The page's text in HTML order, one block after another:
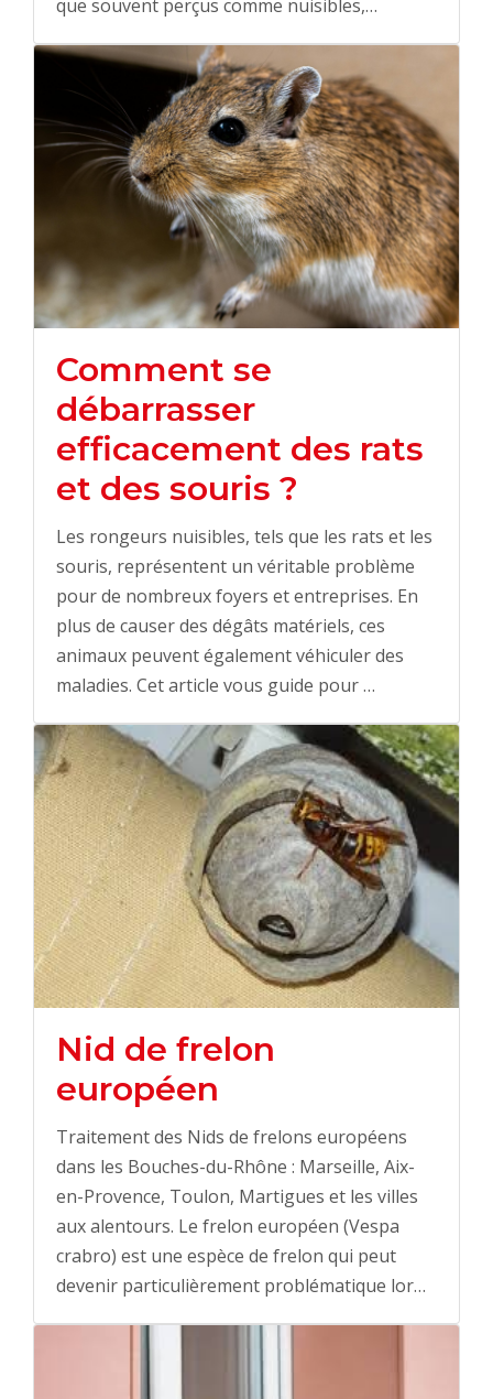
que souvent perçus comme nuisibles,…
Comment se
débarrasser
efficacement des rats
et des souris ?
Les rongeurs nuisibles, tels que les rats et les
souris, représentent un véritable problème
pour de nombreux foyers et entreprises. En
plus de causer des dégâts matériels, ces
animaux peuvent également véhiculer des
maladies. Cet article vous guide pour …
Nid de frelon
européen
Traitement des Nids de frelons européens
dans les Bouches-du-Rhône : Marseille, Aix-
en-Provence, Toulon, Martigues et les villes
aux alentours. Le frelon européen (Vespa
crabro) est une espèce de frelon qui peut
devenir particulièrement problématique lor…